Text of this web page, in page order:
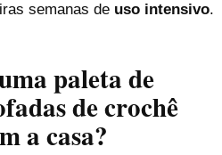
semanas de uso intensivo.
paleta de
de crochê
a casa?